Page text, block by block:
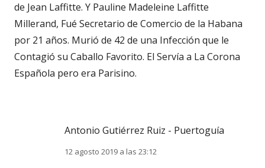
de Jean Laffitte. Y Pauline Madeleine Laffitte
Millerand, Fué Secretario de Comercio de la Habana
por 21 años. Murió de 42 de una Infección que le
Contagió su Caballo Favorito. El Servía a La Corona
Española pero era Parisino.
Antonio Gutiérrez Ruiz - Puertoguía
12 agosto 2019 a las 23:12